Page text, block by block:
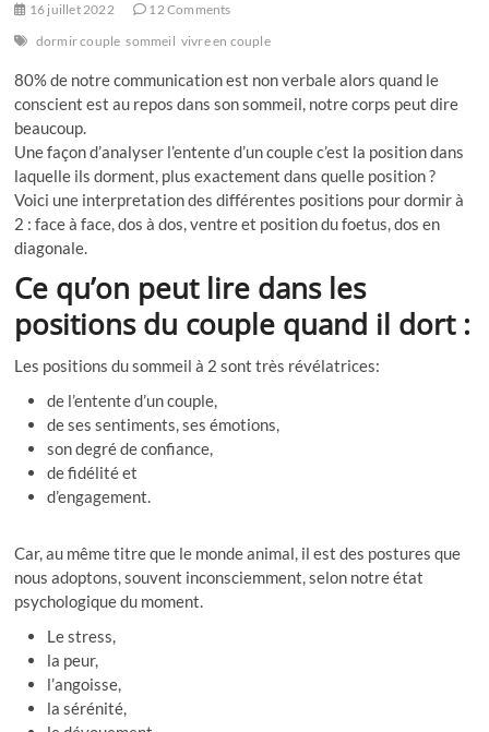
16 juillet 2022
12 Comments
dormir couple sommeil vivre en couple
80% de notre communication est non verbale alors quand le
conscient est au repos dans son sommeil, notre corps peut dire
beaucoup.
Une façon d’analyser l’entente d’un couple c’est la position dans
laquelle ils dorment, plus exactement dans quelle position ?
Voici une interpretation des différentes positions pour dormir à
2 : face à face, dos à dos, ventre et position du foetus, dos en
diagonale.
Ce qu’on peut lire dans les
positions du couple quand il dort :
Les positions du sommeil à 2 sont très révélatrices:
de l’entente d’un couple,
de ses sentiments, ses émotions,
son degré de confiance,
de fidélité et
d’engagement.
Car, au même titre que le monde animal, il est des postures que
nous adoptons, souvent inconsciemment, selon notre état
psychologique du moment.
Le stress,
la peur,
l’angoisse,
la sérénité,